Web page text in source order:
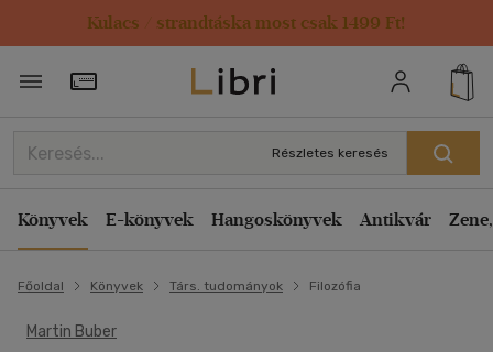
Kulacs / strandtáska most csak 1499 Ft!
Törzsvásárlói Kártya adatai
Részletes keresés
Könyvek E-könyvek Hangoskönyvek Antikvár
Főoldal Könyvek Társ. tudományok Filozófia
Martin Buber